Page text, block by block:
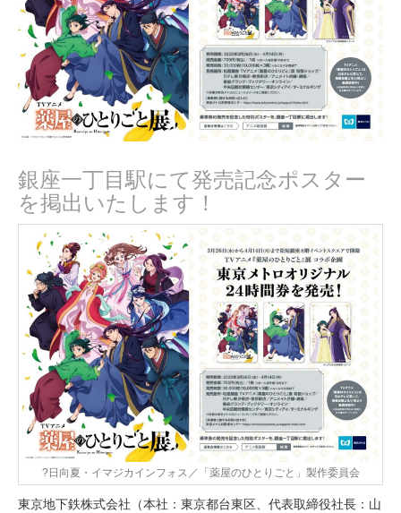
銀座一丁目駅にて発売記念ポスター
を掲出いたします！
?日向夏・イマジカインフォス／「薬屋のひとりごと」製作委員会
東京地下鉄株式会社（本社：東京都台東区、代表取締役社長：山